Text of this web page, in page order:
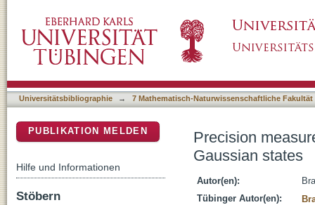
Universitätsbibliographie → 7 Mathematisch-Naturwissenschaftliche Fakultät
Precision
Gaussian states
Autor(en):
Tübinger Autor(en):
PUBLIKATION MELDEN
Hilfe und Informationen
Stöbern